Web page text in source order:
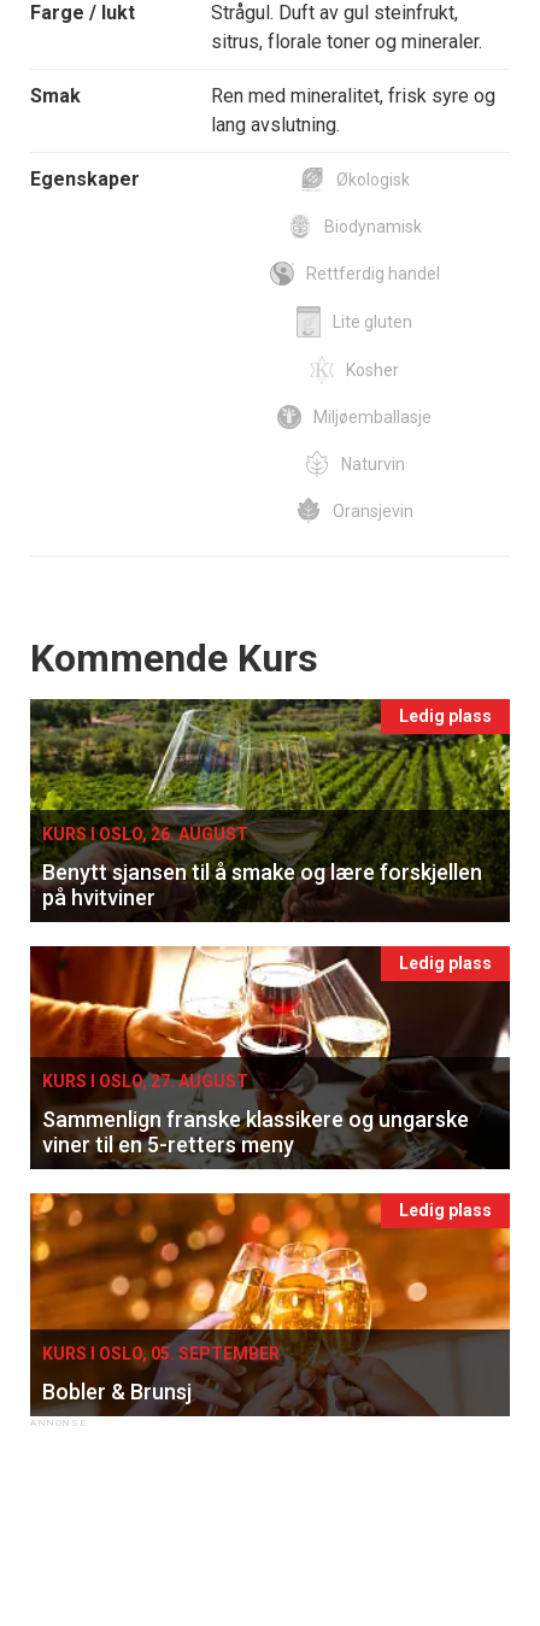
Farge / lukt
Strågul. Duft av gul steinfrukt,
sitrus, florale toner og mineraler.
Smak
Ren med mineralitet, frisk syre og
lang avslutning.
Egenskaper Økologisk
Biodynamisk
Rettferdig handel
Lite gluten
Kosher
Miljøemballasje
Naturvin
Oransjevin
Events
Kommende Kurs
Ledig plass
KURS I OSLO, 26. AUGUST
Benytt sjansen til å smake og lære forskjellen
på hvitviner
Ledig plass
KURS I OSLO, 27. AUGUST
Sammenlign franske klassikere og ungarske
viner til en 5-retters meny
Ledig plass
KURS I OSLO, 05. SEPTEMBER
Bobler & Brunsj